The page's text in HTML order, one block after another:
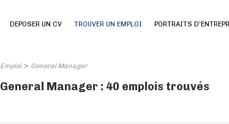
DEPOSER UN CV TROUVER UN EMPLOI PORTRAITS
Emploi> General Manager
General Manager : 40 emplois trouvés